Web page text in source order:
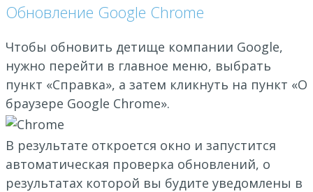
Обновление Google Chrome
Чтобы обновить детище компании Google,
нужно перейти в главное меню, выбрать
пункт «Справка», а затем кликнуть на пункт «О
браузере Google Chrome».
В результате откроется окно и запустится
автоматическая проверка обновлений, о
результатах которой вы будите уведомлены в